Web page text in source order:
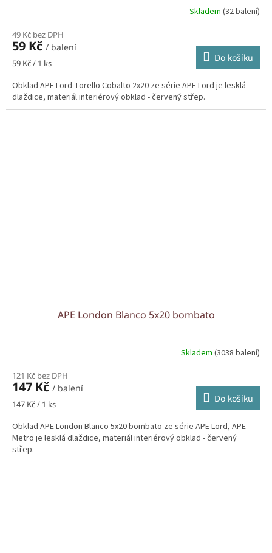
Skladem (32 balení)
49 Kč bez DPH
59 Kč / balení
Měrná
59 Kč / 1 ks Do košíku
Obklad APE Lord Torello Cobalto 2x20 ze série APE Lord je lesklá
dlaždice, materiál interiérový obklad - červený střep.
APE London Blanco 5x20 bombato
Skladem (3038 balení)
121 Kč bez DPH
147 Kč / balení
Měrná
147 Kč / 1 ks Do košíku
Obklad APE London Blanco 5x20 bombato ze série APE Lord, APE
Metro je lesklá dlaždice, materiál interiérový obklad - červený
střep.